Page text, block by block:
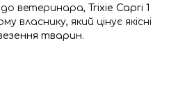
до ветеринара, Trixie Capri 1
власнику, який цінує якісні
тварин.